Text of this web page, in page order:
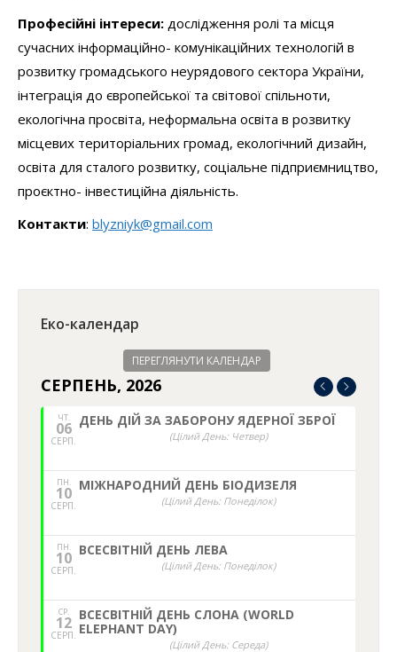
Професійні інтереси: дослідження ролі та місця
сучасних інформаційно- комунікаційних технологій в
розвитку громадського неурядового сектора України,
інтеграція до європейської та світової спільноти,
екологічна просвіта, неформальна освіта в розвитку
місцевих територіальних громад, екологічний дизайн,
освіта для сталого розвитку, соціальне підприємництво,
проєктно- інвестиційна діяльність.
Контакти: blyzniyk@gmail.com
Еко-календар
ПЕРЕГЛЯНУТИ КАЛЕНДАР
СЕРПЕНЬ, 2026
ЧТ.
06
СЕРП.
ДЕНЬ ДІЙ ЗА ЗАБОРОНУ ЯДЕРНОЇ ЗБРОЇ
(Цілий День: Четвер)
ПН.
10
СЕРП.
МІЖНАРОДНИЙ ДЕНЬ БІОДИЗЕЛЯ
(Цілий День: Понеділок)
ПН.
10
СЕРП.
ВСЕСВІТНІЙ ДЕНЬ ЛЕВА
(Цілий День: Понеділок)
СР.
12
СЕРП.
ВСЕСВІТНІЙ ДЕНЬ СЛОНА (WORLD
ELEPHANT DAY)
(Цілий День: Середа)